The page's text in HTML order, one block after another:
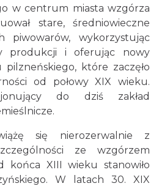
w centrum miasta wzgórza
stare, średniowieczne
piwowarów, wykorzystując
produkcji i oferując nowy
które zaczęło
od połowy XIX wieku.
do dziś zakład
się nierozerwalnie z
ze wzgórzem
końca XIII wieku stanowiło
W latach 30. XIX